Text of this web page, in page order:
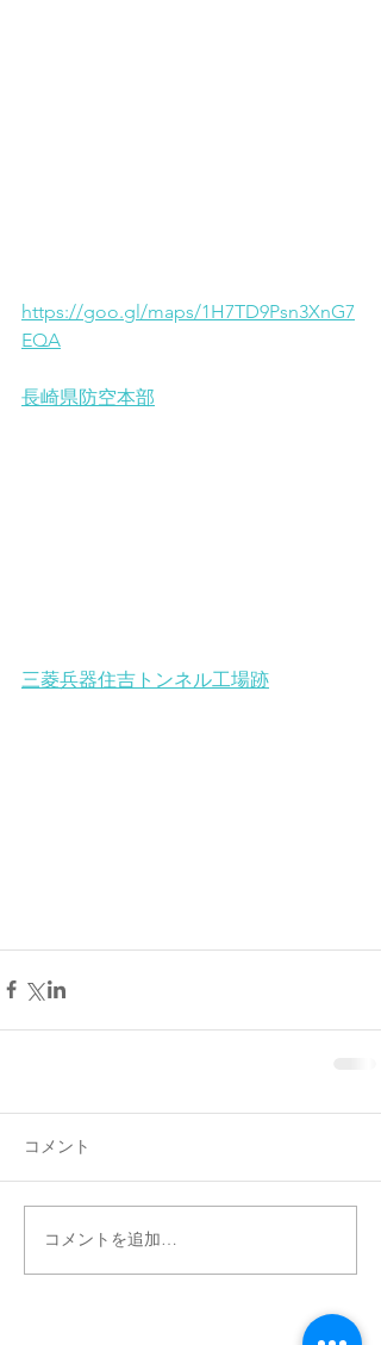
https://goo.gl/maps/1H7TD9Psn3XnG7
EQA
長崎県防空本部
三菱兵器住吉トンネル工場跡
コメント
コメントを追加…